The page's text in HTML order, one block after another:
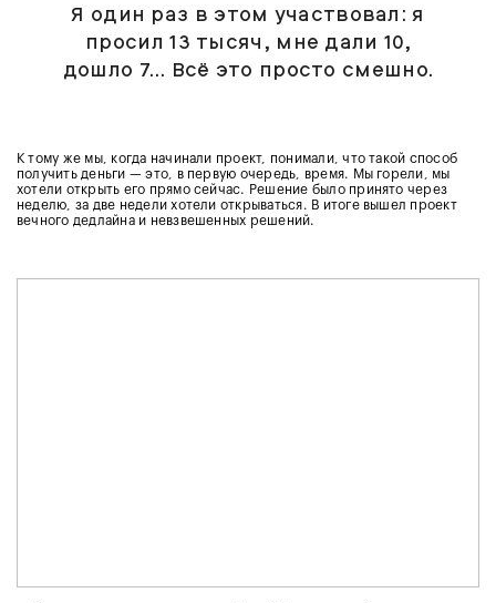
Я один раз в этом участвовал: я
просил 13 тысяч, мне дали 10,
дошло 7… Всё это просто смешно.
К тому же мы, когда начинали проект, понимали, что такой способ
получить деньги — это, в первую очередь, время. Мы горели, мы
хотели открыть его прямо сейчас. Решение было принято через
неделю, за две недели хотели открываться. В итоге вышел проект
вечного дедлайна и невзвешенных решений.